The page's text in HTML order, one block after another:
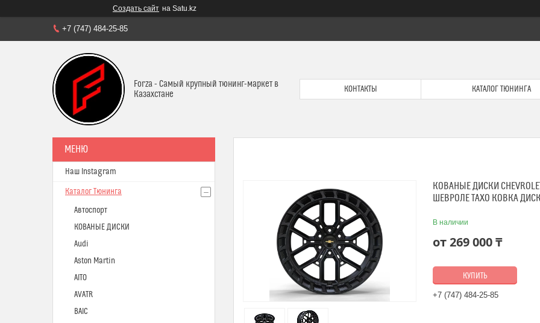
Создать сайт на Satu.kz
+7 (747) 484-25-85
Forza - Самый крупный тюнинг-маркет в
Казахстане
КОНТАКТЫ КАТАЛОГ ТЮНИНГА
КОВАНЫЕ ДИСКИ
ШЕВРОЛЕ ТАХО КОВКА
В наличии
от269 000 ₸
КУПИТЬ
+7 (747) 484-25-85
Наш Instagram
Каталог Тюнинга
Автоспорт
КОВАНЫЕ ДИСКИ
Audi
Aston Martin
AITO
AVATR
BAIC